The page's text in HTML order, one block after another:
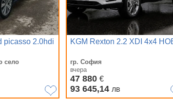
picasso 2.0hdi
село
KGM Rexton 2.2 XDI 4x4
гр. София
вчера
47 880 €
93 645,14 лв